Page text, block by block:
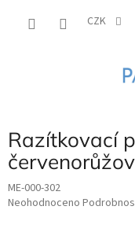
CZK
Razítkovací
ME-000-302
Průměrné
Neohodnoceno